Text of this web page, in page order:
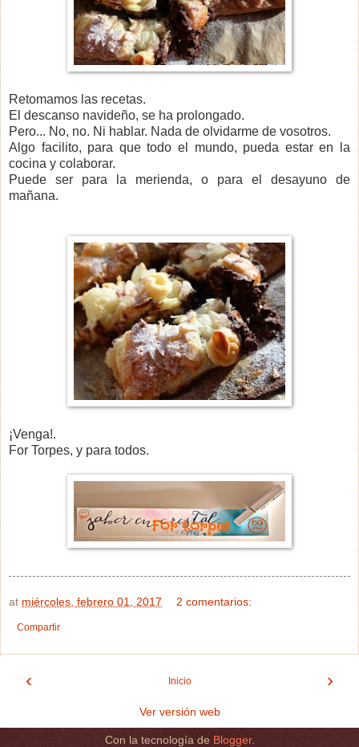
Retomamos las recetas.
El descanso navideño, se ha prolongado.
Pero... No, no. Ni hablar. Nada de olvidarme de vosotros.
Algo facilito, para que todo el mundo, pueda estar en la
cocina y colaborar.
Puede ser para la merienda, o para el desayuno de
mañana.
¡Venga!.
For Torpes, y para todos.
at miércoles, febrero 01, 2017 2 comentarios:
Compartir
‹ ›
Inicio
Ver versión web
Con la tecnología de Blogger.